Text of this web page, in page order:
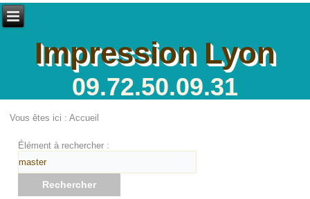
Impression Lyon
09.72.50.09.31
Vous êtes ici :Accueil
Élément à rechercher :
Rechercher